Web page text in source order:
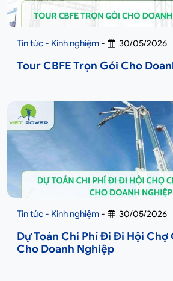
Tin tức - Kinh nghiệm - 30/05/2026
Tour CBFE Trọn Gói Cho
Tin tức - Kinh nghiệm - 30/05/2026
Dự Toán Chi Phí Đi Đi Hội Chợ
Cho Doanh Nghiệp